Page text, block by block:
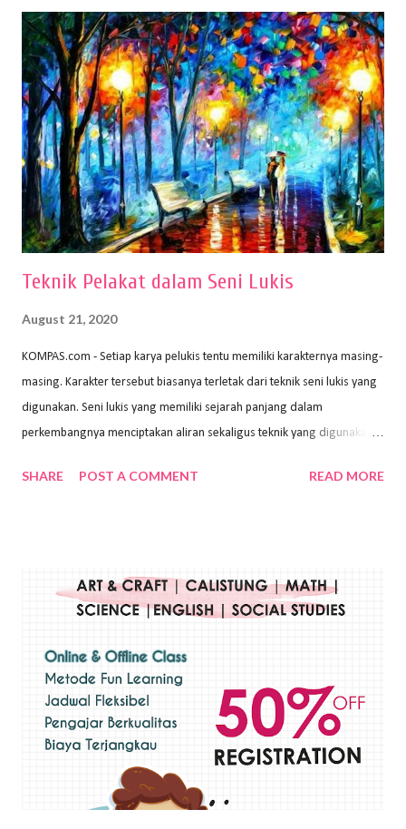
memiliki spesifikasi berbeda sesuai jenisnya. Berikut peralatan
menggambar bentuk: 1. Kertas Gambar Kegiatan menggambar
membutuhkan kertas yang baik agar proses pembuatan gambar lebih
nyaman dan maksimal. Bahan kertas yang baik salah satu syaratnya
adalah tidak mudah sobek, mengingat menggambar merupakan
proses menggores dan menghapus. Kertas adalah bahan yang paling
ideal digunakan untuk menggambar. Dalam menggambar
menggunakan pen...
Teknik Pelakat dalam Seni Lukis
August 21, 2020
KOMPAS.com - Setiap karya pelukis tentu memiliki karakternya masing-
masing. Karakter tersebut biasanya terletak dari teknik seni lukis yang
digunakan. Seni lukis yang memiliki sejarah panjang dalam
perkembangnya menciptakan aliran sekaligus teknik yang digunakan.
Wayan Kun Adnyana, teknik yang berbeda tentunya akan
menggunakan bahan dasar cat air, cat akrilik, atau cat minyak dengan
sapuan warna cat yang tebal. Dengan memberikan sapuan warna
pelukis untuk menghasilkan lukisan yang mempesona dan tentunya
bernilai tinggi. Ciri teknik plakat Ciri-ciri teknik plakat, yaitu: Sapuan
warna yang kental dan tebal. Hasil lukisan menutupi seluruh bagian
medianya Mem...
SHARE POST A COMMENT READ MORE